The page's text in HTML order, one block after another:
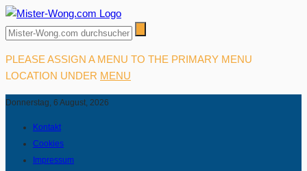
PLEASE ASSIGN A MENU TO THE PRIMARY MENU
LOCATION UNDER MENU
Donnerstag, 6 August, 2026
Kontakt
Cookies
Impressum